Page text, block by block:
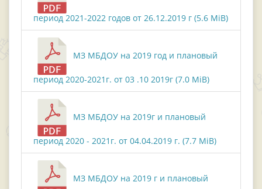
период 2021-2022 годов от 26.12.2019 г (5.6 MiB)
МЗ МБДОУ на 2019 год и плановый
период 2020-2021г. от 03 .10 2019г (7.0 MiB)
МЗ МБДОУ на 2019г и плановый
период 2020 - 2021г. от 04.04.2019 г. (7.7 MiB)
МЗ МБДОУ на 2019 г и плановый